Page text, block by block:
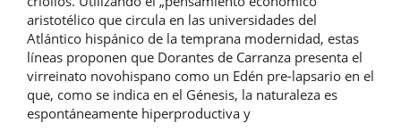
aristotélico que circula en las universidades del
Atlántico hispánico de la temprana modernidad, estas
líneas proponen que Dorantes de Carranza presenta el
virreinato novohispano como un Edén pre-lapsario en el
que, como se indica en el Génesis, la naturaleza es
espontáneamente hiperproductiva y